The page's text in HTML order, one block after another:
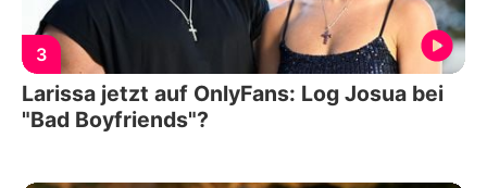
3
Larissa jetzt auf OnlyFans: Log Josua bei
"Bad Boyfriends"?